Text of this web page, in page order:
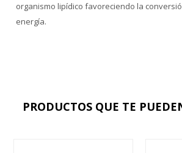
organismo lipídico favoreciendo la
energía.
PRODUCTOS QUE TE